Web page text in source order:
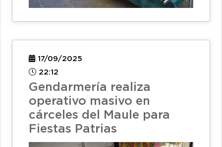
17/09/2025
22:12
Gendarmería realiza
operativo masivo en
cárceles del Maule para
Fiestas Patrias